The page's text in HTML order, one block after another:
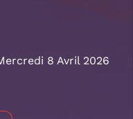
8 Avril 2026